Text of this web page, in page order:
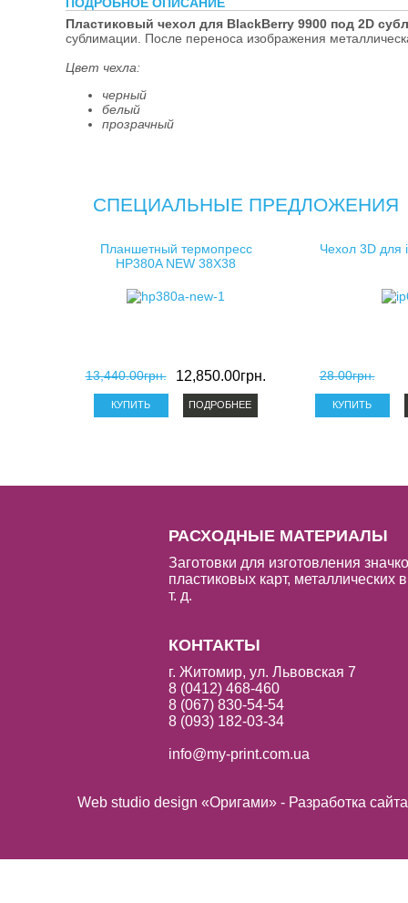
косметички
клатчи для
Пластиковый чехол для BlackBerry 9900 под 2D
сублимации. После переноса изображения
Цвет чехла:
черный
белый
прозрачный
СПЕЦИАЛЬНЫЕ ПРЕДЛОЖЕНИЯ
Планшетный термопресс
HP380A NEW 38X38
13,440.00грн. 12,850.00грн.
ПОДРОБНЕЕ
Чехол 3D для
28.00грн.
РАСХОДНЫЕ МАТЕРИАЛЫ
Заготовки для изготовления
пластиковых карт, металлических
т. д.
КОНТАКТЫ
г. Житомир, ул. Львовская 7
8 (0412) 468-460
8 (067) 830-54-54
8 (093) 182-03-34
info@my-print.com.ua
Web studio design «Оригами» - Разработка